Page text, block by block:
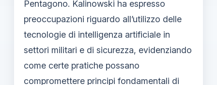
Pentagono. Kalinowski ha espresso
preoccupazioni riguardo all’utilizzo delle
tecnologie di intelligenza artificiale in
settori militari e di sicurezza, evidenziando
come certe pratiche possano
compromettere principi fondamentali di